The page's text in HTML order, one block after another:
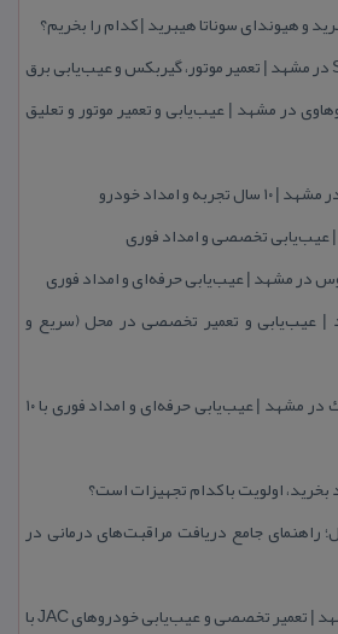
و هیوندای سوناتا هیبرید | كدام را بخریم؟
در مشهد | عیب‌یابی و تعمیر موتور و تعلیق
و امداد خودرو
| عیب‌یابی تخصصی و امداد فوری
مشهد | عیب‌یابی حرفه‌ای و امداد فوری
| عیب‌یابی و تعمیر تخصصی در محل (سریع و
تعمیرگاه تخصصی كوییك در مشهد | عیب‌یابی حرفه‌ای و امداد فوری با ۱۰
راهنمای جامع دریافت مراقبت‌های درمانی در
امداد خودرو جك در مشهد | تعمیر تخصصی و عیب‌یابی خودروهای JAC با